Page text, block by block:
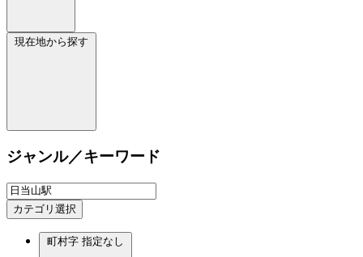
現在地から探す
ジャンル／キーワード
カテゴリ選択
町村字 指定なし